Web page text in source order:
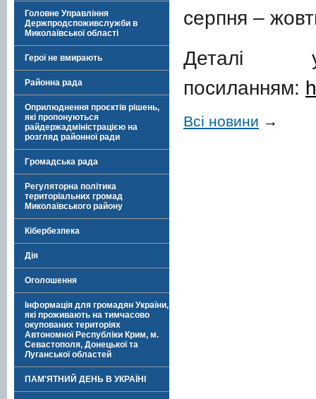
Головне Управління
Держпродспоживслужби в
Миколаївської області
Герої не вмирають
Районна рада
Оприлюднення проєктів рішень,
які пропонуються
райдержадміністрацією на
розгляд районної ради
Громадська рада
Регуляторна політика
територіальних громад
Миколаївського району
Кібербезпека
Дія
Оголошення
Інформація для громадян України,
які проживають на тимчасово
окупованих територіях
Автономної Республіки Крим, м.
Севастополя, Донецької та
Луганської областей
ПАМ'ЯТНИЙ ДЕНЬ В УКРАЇНІ
серпня –
Деталі
посиланням:
Всі новини →